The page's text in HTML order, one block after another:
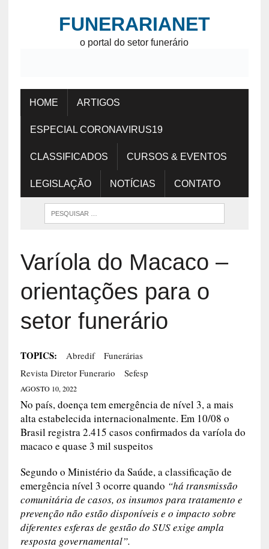
FUNERARIANET
o portal do setor funerário
HOME ARTIGOS
ESPECIAL CORONAVIRUS19
CLASSIFICADOS CURSOS & EVENTOS
LEGISLAÇÃO NOTÍCIAS CONTATO
Varíola do Macaco –
orientações para o
setor funerário
TOPICS: Abredif
Funerárias
Revista Diretor Funerario
Sefesp
AGOSTO 10, 2022
No país, doença tem emergência de nível 3, a mais
alta estabelecida internacionalmente. Em 10/08 o
Brasil registra 2.415 casos confirmados da varíola do
macaco e quase 3 mil suspeitos
Segundo o Ministério da Saúde, a classificação de
emergência nível 3 ocorre quando “há transmissão
comunitária de casos, os insumos para tratamento e
prevenção não estão disponíveis e o impacto sobre
diferentes esferas de gestão do SUS exige ampla
resposta governamental”.